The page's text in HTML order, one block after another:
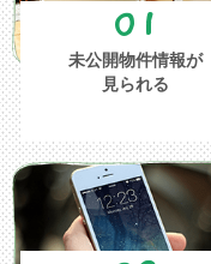
01
未公開物件情報が
見られる